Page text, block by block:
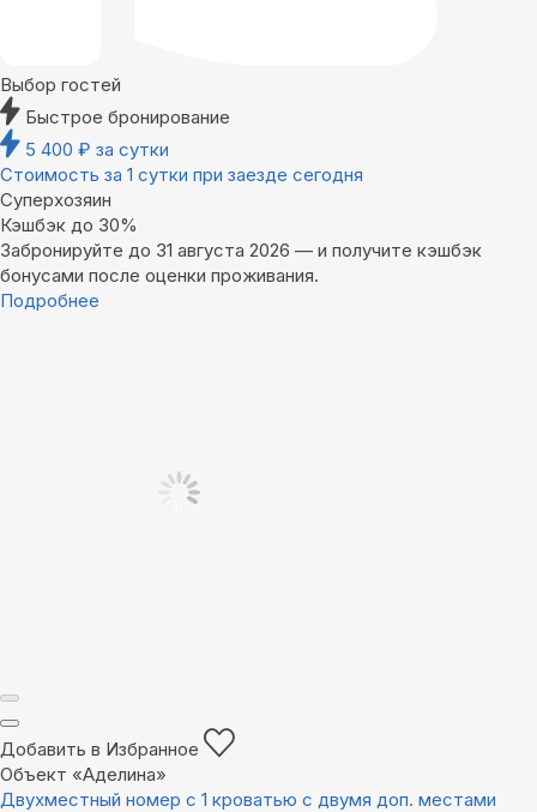
Выбор гостей
Быстрое бронирование
5 400 ₽ за сутки
Стоимость за 1 сутки при заезде сегодня
Суперхозяин
Кэшбэк до 30%
Забронируйте до 31 августа 2026 — и получите кэшбэк
бонусами после оценки проживания.
Подробнее
Добавить в Избранное
Объект «Аделина»
Двухместный номер с 1 кроватью с двумя доп. местами